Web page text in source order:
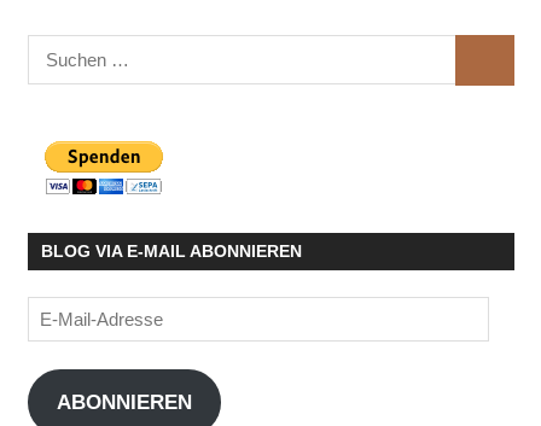
Suchen
nach:
BLOG VIA E-MAIL ABONNIEREN
E-
Mail-
Adresse
ABONNIEREN